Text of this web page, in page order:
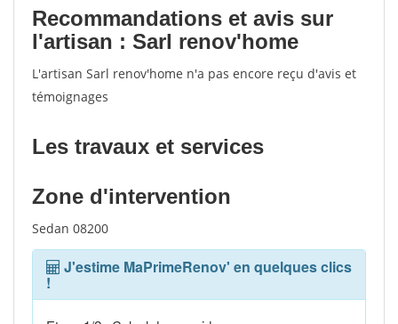
Recommandations et avis sur
l'artisan : Sarl renov'home
L'artisan Sarl renov'home n'a pas encore reçu d'avis et
témoignages
Les travaux et services
Zone d'intervention
Sedan 08200